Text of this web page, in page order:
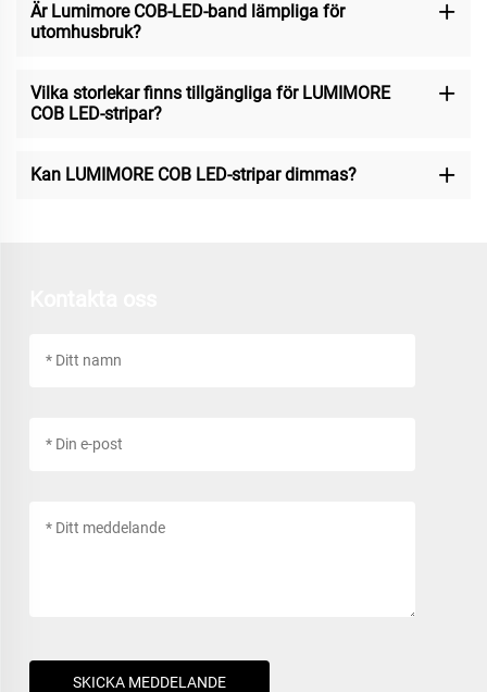
Är Lumimore COB-LED-band lämpliga för
utomhusbruk?
Vilka storlekar finns tillgängliga för LUMIMORE
COB LED-stripar?
Kan LUMIMORE COB LED-stripar dimmas?
SKICKA MEDDELANDE